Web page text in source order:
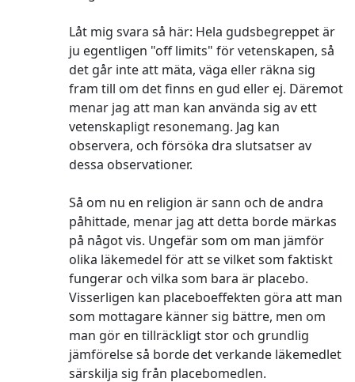
Låt mig svara så här: Hela gudsbegreppet är
ju egentligen "off limits" för vetenskapen, så
det går inte att mäta, väga eller räkna sig
fram till om det finns en gud eller ej. Däremot
menar jag att man kan använda sig av ett
vetenskapligt resonemang. Jag kan
observera, och försöka dra slutsatser av
dessa observationer.
Så om nu en religion är sann och de andra
påhittade, menar jag att detta borde märkas
på något vis. Ungefär som om man jämför
olika läkemedel för att se vilket som faktiskt
fungerar och vilka som bara är placebo.
Visserligen kan placeboeffekten göra att man
som mottagare känner sig bättre, men om
man gör en tillräckligt stor och grundlig
jämförelse så borde det verkande läkemedlet
särskilja sig från placebomedlen.